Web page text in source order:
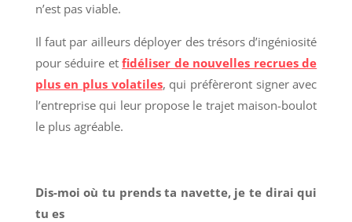
n’est pas viable.
Il faut par ailleurs déployer des trésors d’ingéniosité
pour séduire etfidéliser de nouvelles recrues de
plus en plus volatiles, qui préfèreront signer avec
l’entreprise qui leur propose le trajet maison-boulot
le plus agréable.
Dis-moi où tu prends ta navette, je te dirai qui
tu es